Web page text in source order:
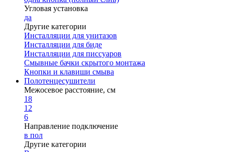
Угловая установка
да
Другие категории
Инсталляции для унитазов
Инсталляции для биде
Инсталляции для писсуаров
Смывные бачки скрытого монтажа
Кнопки и клавиши смыва
Полотенцесушители
Межосевое расстояние, см
18
12
6
Направление подключение
в пол
Другие категории